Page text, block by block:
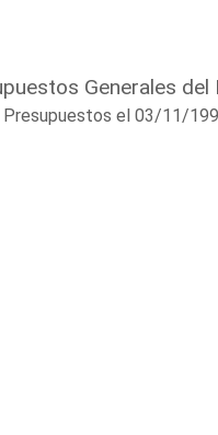
Generales
Presupuestos el 03/11/